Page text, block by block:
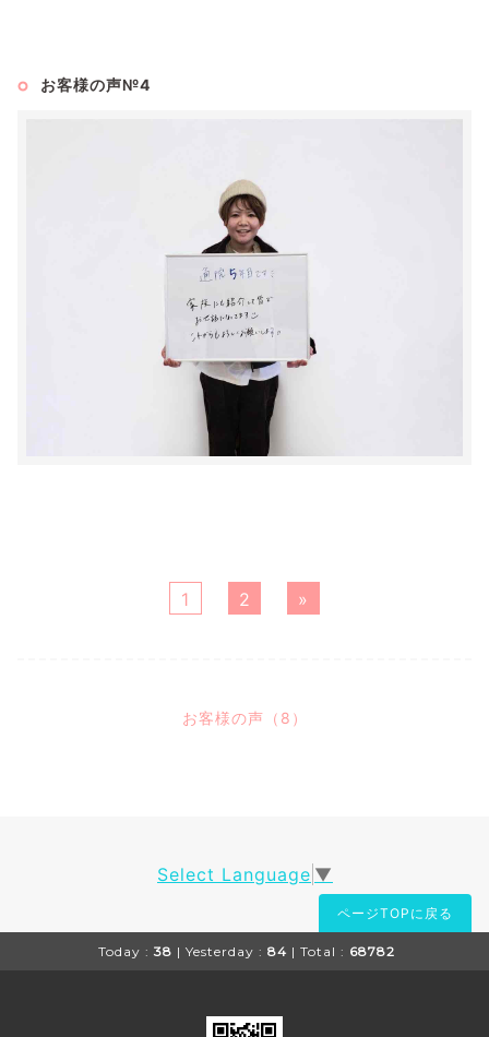
お客様の声№4
1 2 »
お客様の声（8）
Select Language ▼
ページTOPに戻る
Today : 38 | Yesterday : 84 | Total : 68782